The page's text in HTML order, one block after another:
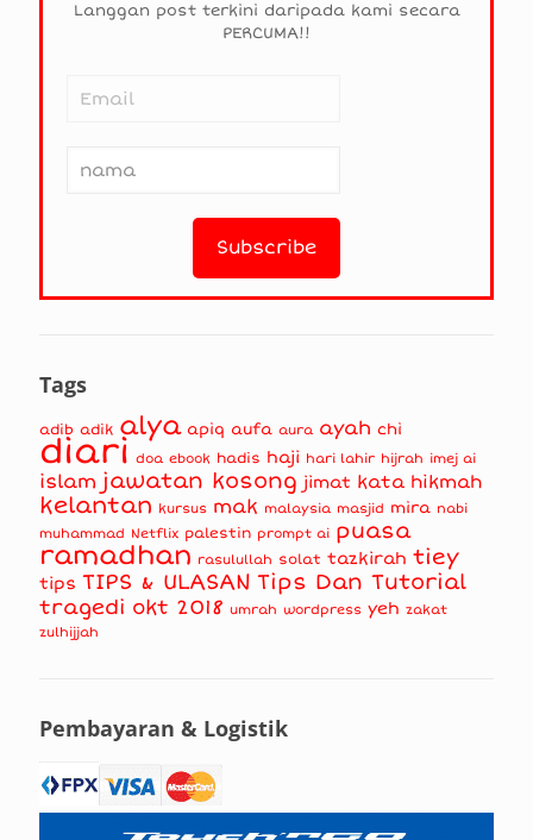
Langgan post terkini daripada kami secara
PERCUMA!!
Tags
adib adik alya apiq aufa aura ayah chi
diari doa ebook hadis haji hari lahir hijrah imej ai
islam jawatan kosong jimat kata hikmah
kelantan kursus mak malaysia masjid mira nabi
muhammad Netflix palestin prompt ai puasa
ramadhan rasulullah solat tazkirah tiey
tips TIPS & ULASAN Tips Dan Tutorial
tragedi okt 2018 umrah wordpress yeh zakat
zulhijjah
Pembayaran & Logistik